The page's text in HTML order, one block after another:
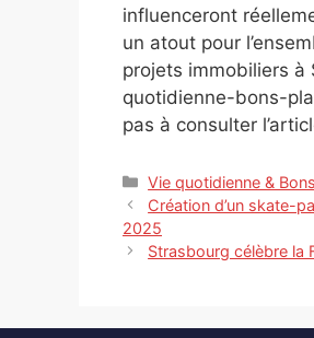
influenceront
un atout pour
projets immobiliers
quotidienne-bons-
pas à consulter
Catégories
Vie quotidienne &
Création d’un skate-
2025
Strasbourg célèbre la